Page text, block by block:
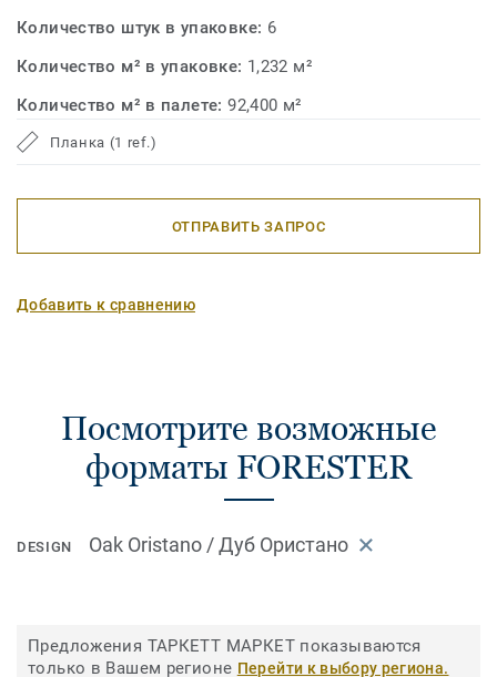
Количество штук в упаковке: 6
Количество м² в упаковке: 1,232 м²
Количество м² в палете:92,400 м²
Планка (1 ref.)
ОТПРАВИТЬ ЗАПРОС
Добавить к сравнению
Посмотрите возможные
форматы FORESTER
DESIGN Oak Oristano / Дуб Ористано
Предложения ТАРКЕТТ МАРКЕТ показываются
только в Вашем регионе Перейти к выбору региона.